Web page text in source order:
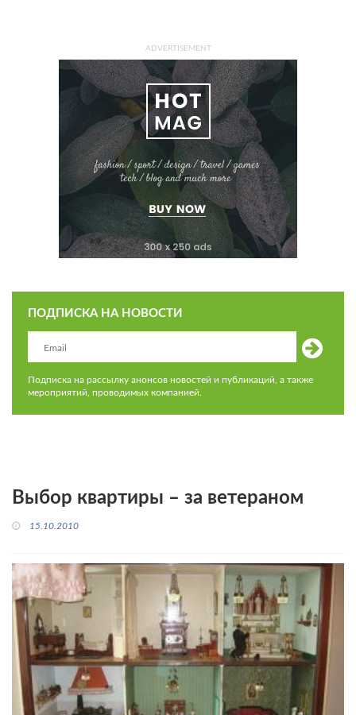
ADVERTISEMENT
ПОДПИСКА НА НОВОСТИ
Подписка на рассылку анонсов новостей и публикаций, а также
мероприятий, проводимых компанией.
Выбор квартиры – за ветераном
15.10.2010